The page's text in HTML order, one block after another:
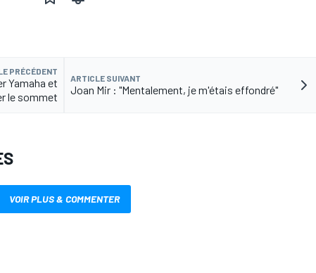
PRÉCÉDENT
Yamaha et
le sommet
ARTICLE SUIVANT
Joan Mir : "Mentalement, je m'étais effondré"
VOIR PLUS & COMMENTER